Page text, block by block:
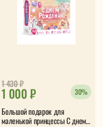
1 000 ₽
1 430₽
30%
Большой подарок для
маленькой принцессы С днем